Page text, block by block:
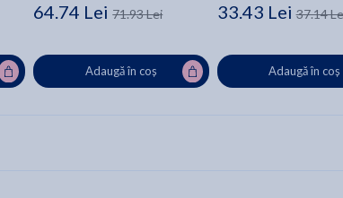
64.74 Lei 71.93 Lei
Adaugă în coș
33.43 Lei 37.14
Adaugă în coș